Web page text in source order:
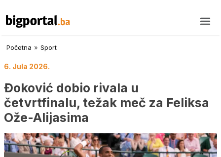
Početna » Sport
6. Jula 2026.
Đoković dobio rivala u
četvrtfinalu, težak meč za Feliksa
Ože-Alijasima